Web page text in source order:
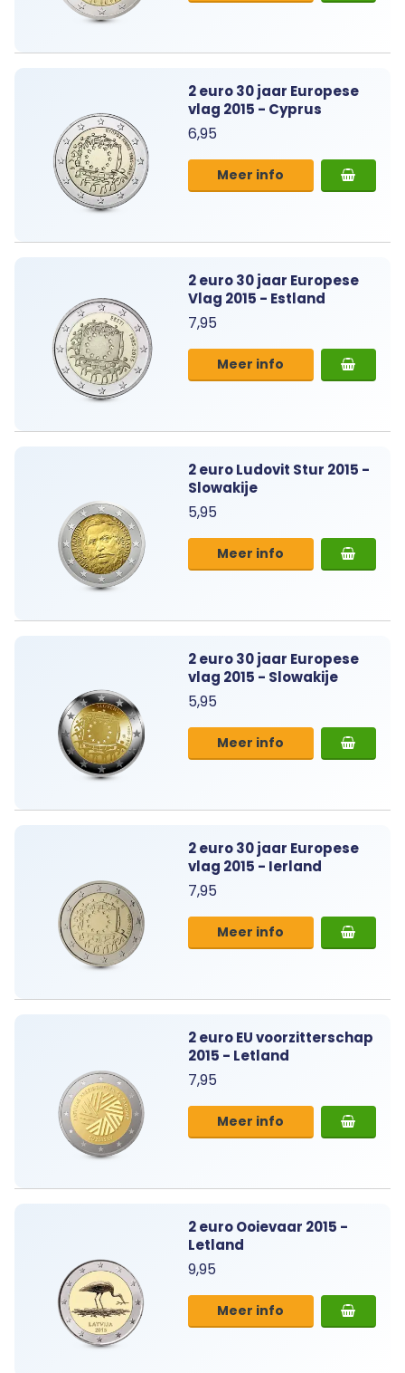
2 euro 30 jaar Europese
vlag 2015 - Cyprus
6,95
Meer info
2 euro 30 jaar Europese
Vlag 2015 - Estland
7,95
Meer info
2 euro Ludovit Stur 2015 -
Slowakije
5,95
Meer info
2 euro 30 jaar Europese
vlag 2015 - Slowakije
5,95
Meer info
2 euro 30 jaar Europese
vlag 2015 - Ierland
7,95
Meer info
2 euro EU voorzitterschap
2015 - Letland
7,95
Meer info
2 euro Ooievaar 2015 -
Letland
9,95
Meer info